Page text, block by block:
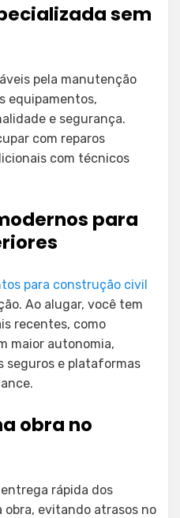
sem
pela manutenção
equipamentos,
e segurança.
com reparos
com técnicos
para
para construção civil
Ao alugar, você tem
recentes, como
maior autonomia,
seguros e plataformas
obra no
rápida dos
obra, evitando atrasos no